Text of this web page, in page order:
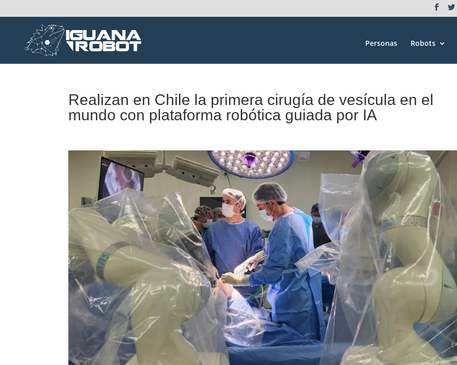
Personas Robots
Realizan en Chile la primera cirugía de vesícula en el
mundo con plataforma robótica guiada por IA